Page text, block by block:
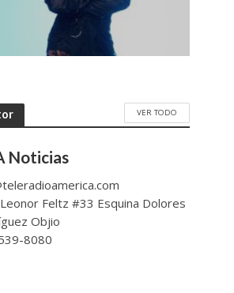
VER TODO
Noticias
Feltz #33 Esquina Dolores
Objio
8080